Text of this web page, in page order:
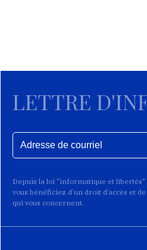
LETTRE
Depuis la loi "informatique et
vous bénéficiez d’un droit d’accès et
qui vous concernent.